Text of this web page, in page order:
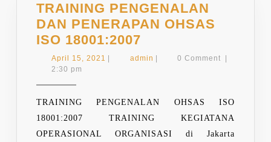
TRAINING PENGENALAN
DAN PENERAPAN OHSAS
ISO 18001:2007
PENGENALAN
OHSAS
ISO
18001:2007
April 15, 2021 April
admin admin 0 Comment
2:30 pm
TRAINING PENGENALAN OHSAS ISO
18001:2007 TRAINING KEGIATANA
OPERASIONAL ORGANISASI di Jakarta